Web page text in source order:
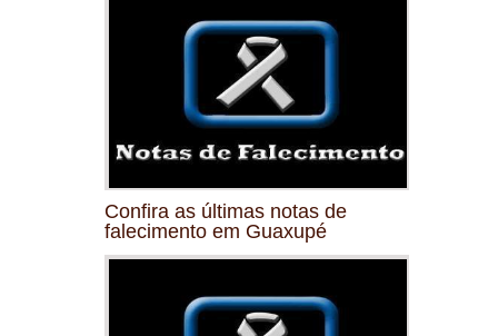
Confira as últimas notas de
falecimento em Guaxupé